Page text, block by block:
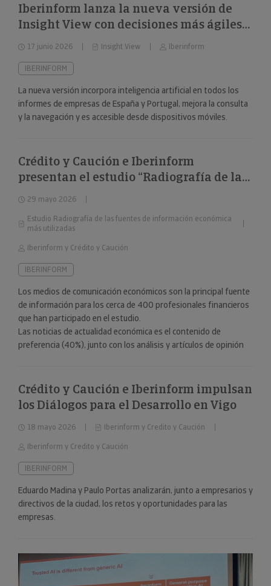
Iberinform lanza la nueva versión de
Insight View con decisiones más ágiles
sobre 322 millones de empresas y
nuevas capacidades en su
funcionalidad de IA
17 junio 2026 Insight View Iberinform
IBERINFORM
La nueva versión incorpora inteligencia artificial en todos los
informes de empresas de España y Portugal, mejora la consulta
y la navegación y es accesible desde dispositivos móviles.
Crédito y Caución e Iberinform
presentan el estudio “Radiografía de las
fuentes de información económica más
utilizadas”
29 mayo 2026
Estudio Radiografía de las fuentes de información económica
más utilizadas
Iberinform y Crédito y Caución
IBERINFORM
Los medios de comunicación económicos son la principal fuente
de información para los cerca de 400 profesionales financieros
que han participado en el estudio.
Las noticias de actualidad económica es el contenido de
preferencia (40%), junto con los análisis y artículos de opinión
Crédito y Caución e Iberinform impulsan
los Diálogos para el Desarrollo en Vigo
18 mayo 2026
Iberinform y Credito y Caución
Iberinform y Credito y Caución
IBERINFORM
Eduardo Madina y Paulo Portas analizarán, junto a empresarios y
directivos de la ciudad, los retos y oportunidades para las
empresas.